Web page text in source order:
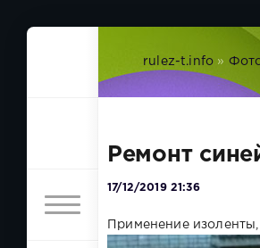
rulez-t.info »
Ремонт
17/12/2019 21:36
Применение